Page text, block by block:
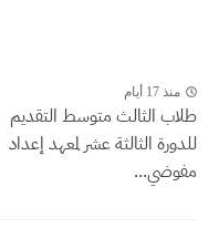
منذ 17 أيام
طلاب الثالث متوسط التقديم
للدورة الثالثة عشر لمعهد إعداد
مفوضي...